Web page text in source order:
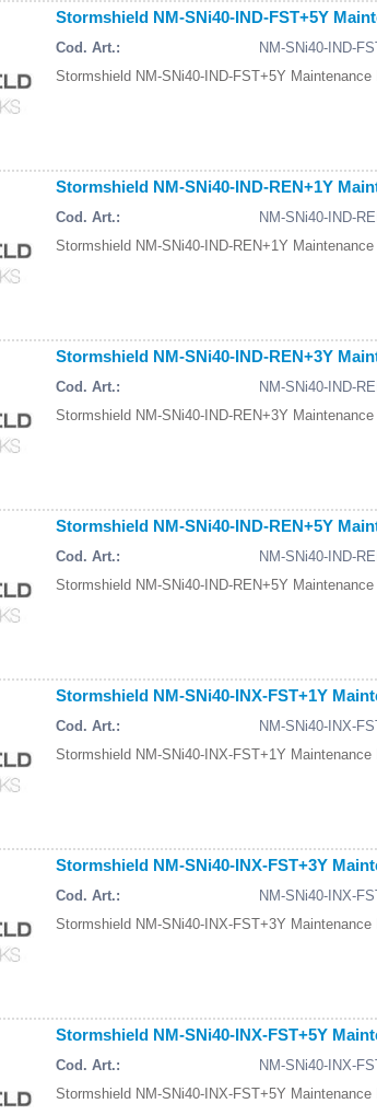
Stormshield NM-SNi40-IND-FST+5Y
Cod. Art.:
NM-SNi40-IND-
Stormshield NM-SNi40-IND-FST+5Y
Stormshield NM-SNi40-IND-REN+1Y
Cod. Art.:
NM-SNi40-IND-
Stormshield NM-SNi40-IND-REN+1Y
Stormshield NM-SNi40-IND-REN+3Y
Cod. Art.:
NM-SNi40-IND-
Stormshield NM-SNi40-IND-REN+3Y
Stormshield NM-SNi40-IND-REN+5Y
Cod. Art.:
NM-SNi40-IND-
Stormshield NM-SNi40-IND-REN+5Y
Stormshield NM-SNi40-INX-FST+1Y
Cod. Art.:
NM-SNi40-INX-
Stormshield NM-SNi40-INX-FST+1Y
Stormshield NM-SNi40-INX-FST+3Y
Cod. Art.:
NM-SNi40-INX-
Stormshield NM-SNi40-INX-FST+3Y
Stormshield NM-SNi40-INX-FST+5Y
Cod. Art.:
NM-SNi40-INX-
Stormshield NM-SNi40-INX-FST+5Y